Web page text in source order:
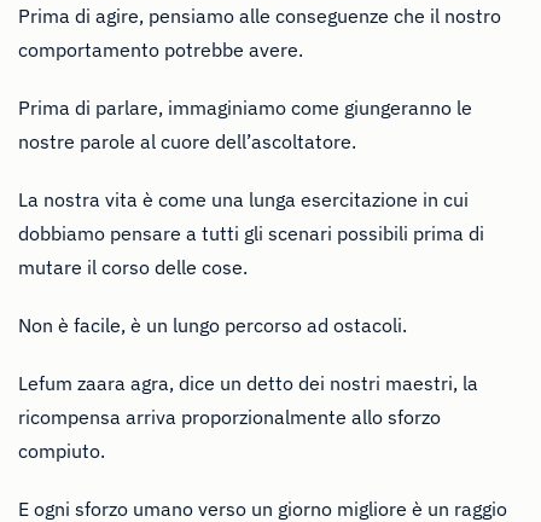
Prima di agire, pensiamo alle conseguenze che il nostro
comportamento potrebbe avere.
Prima di parlare, immaginiamo come giungeranno le
nostre parole al cuore dell’ascoltatore.
La nostra vita è come una lunga esercitazione in cui
dobbiamo pensare a tutti gli scenari possibili prima di
mutare il corso delle cose.
Non è facile, è un lungo percorso ad ostacoli.
Lefum zaara agra, dice un detto dei nostri maestri, la
ricompensa arriva proporzionalmente allo sforzo
compiuto.
E ogni sforzo umano verso un giorno migliore è un raggio